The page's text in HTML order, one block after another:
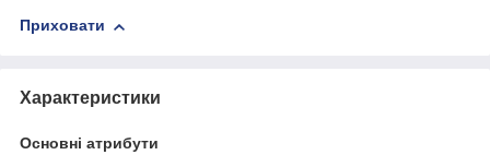
Приховати
Характеристики
Основні атрибути